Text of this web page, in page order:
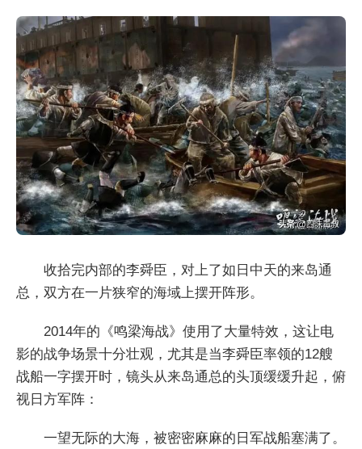
收拾完内部的李舜臣，对上了如日中天的来岛通
总，双方在一片狭窄的海域上摆开阵形。
2014年的《鸣梁海战》使用了大量特效，这让电
影的战争场景十分壮观，尤其是当李舜臣率领的12艘
战船一字摆开时，镜头从来岛通总的头顶缓缓升起，俯
视日方军阵：
一望无际的大海，被密密麻麻的日军战船塞满了。